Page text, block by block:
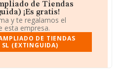
de Tiendas
¡Es gratis!
y te regalamos el
esta empresa.
DE TIENDAS
(EXTINGUIDA)